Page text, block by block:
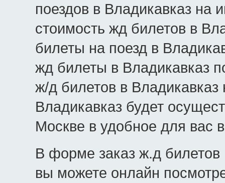
поездов в Владикавказ на
стоимость жд билетов в
билеты на поезд в
жд билеты в Владикавказ
ж/д билетов в
Владикавказ будет
Москве в удобное для вас
В форме заказ ж.д билетов
вы можете онлайн